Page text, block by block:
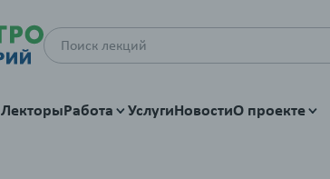
ЛекторыРабота УслугиНовостиО проекте